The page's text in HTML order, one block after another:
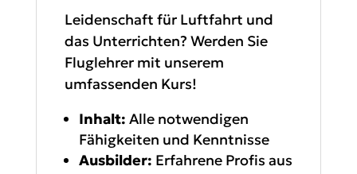
Leidenschaft für Luftfahrt und
das Unterrichten? Werden Sie
Fluglehrer mit unserem
umfassenden Kurs!
Inhalt: Alle notwendigen
Fähigkeiten und Kenntnisse
Ausbilder: Erfahrene Profis aus